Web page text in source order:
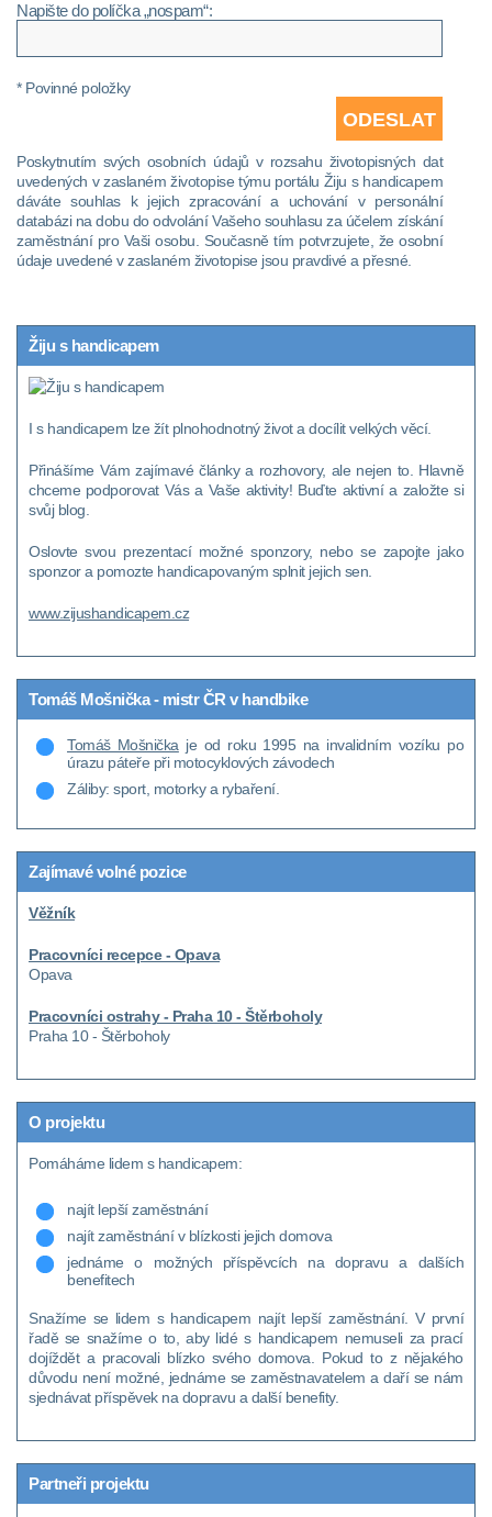
Napište do políčka „nospam“:
* Povinné položky
Poskytnutím svých osobních údajů v rozsahu životopisných dat
uvedených v zaslaném životopise týmu portálu Žiju s handicapem
dáváte souhlas k jejich zpracování a uchování v personální
databázi na dobu do odvolání Vašeho souhlasu za účelem získání
zaměstnání pro Vaši osobu. Současně tím potvrzujete, že osobní
údaje uvedené v zaslaném životopise jsou pravdivé a přesné.
Žiju s handicapem
I s handicapem lze žít plnohodnotný život a docílit velkých věcí.
Přinášíme Vám zajímavé články a rozhovory, ale nejen to. Hlavně
chceme podporovat Vás a Vaše aktivity! Buďte aktivní a založte si
svůj blog.
Oslovte svou prezentací možné sponzory, nebo se zapojte jako
sponzor a pomozte handicapovaným splnit jejich sen.
www.zijushandicapem.cz
Tomáš Mošnička - mistr ČR v handbike
Tomáš Mošnička je od roku 1995 na invalidním vozíku po
úrazu páteře při motocyklových závodech
Záliby: sport, motorky a rybaření.
Zajímavé volné pozice
Věžník
Pracovníci recepce - Opava
Opava
Pracovníci ostrahy - Praha 10 - Štěrboholy
Praha 10 - Štěrboholy
O projektu
Pomáháme lidem s handicapem:
najít lepší zaměstnání
najít zaměstnání v blízkosti jejich domova
jednáme o možných příspěvcích na dopravu a dalších
benefitech
Snažíme se lidem s handicapem najít lepší zaměstnání. V první
řadě se snažíme o to, aby lidé s handicapem nemuseli za prací
dojíždět a pracovali blízko svého domova. Pokud to z nějakého
důvodu není možné, jednáme se zaměstnavatelem a daří se nám
sjednávat příspěvek na dopravu a další benefity.
Partneři projektu